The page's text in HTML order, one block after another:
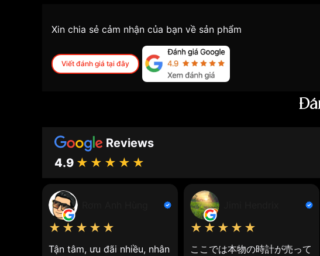
Đồng hồ kính khoáng là gì
Đồng hồ kính khoáng
Lịch sử hình thành
Kính Khoáng đã được sử dụng từ thời cổ đại, với những
khoảng 3.500 năm trước Công nguyên.
Xin chia sẻ cảm nhận của bạn về sản phẩm
Viết đánh giá tại đây
Reviews
4.9 ★★★★★
★★★★★
Tận tâm, ưu đãi nhiều, nhân
★★★★★
ここでは本物の時計が売って